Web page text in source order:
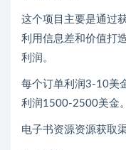
这个项目主要是通过
利用信息差和价值打
利润。
每个订单利润3-10美
利润1500-2500美金。
电子书资源资源获取